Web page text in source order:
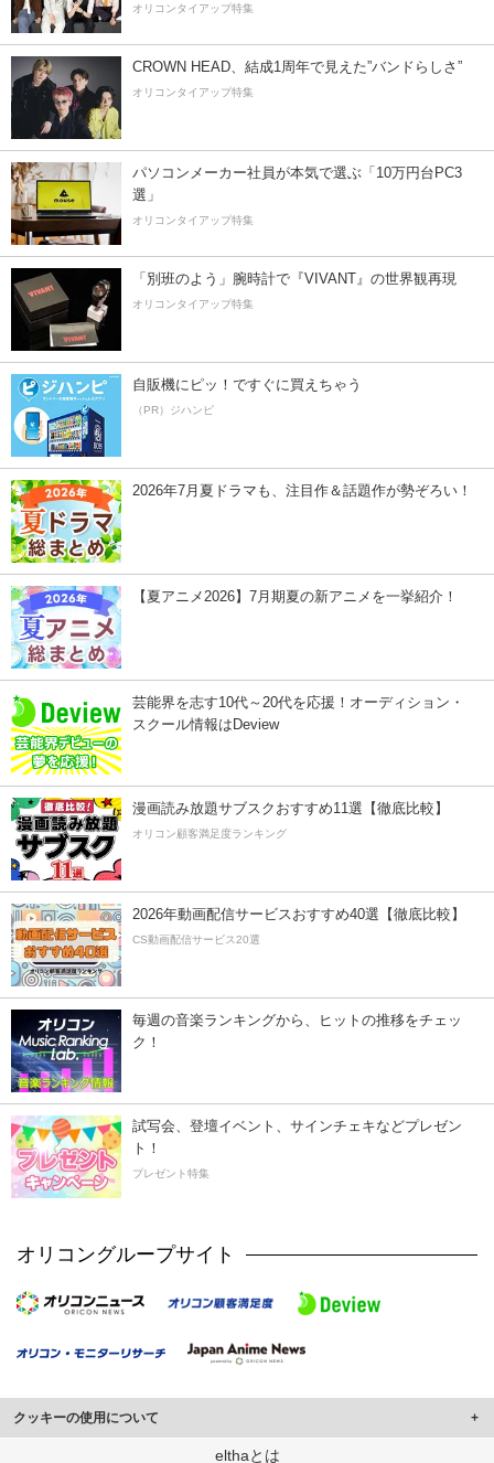
オリコンタイアップ特集
CROWN HEAD、結成1周年で見えた”バンドらしさ”
オリコンタイアップ特集
パソコンメーカー社員が本気で選ぶ「10万円台PC3
選」
オリコンタイアップ特集
「別班のよう」腕時計で『VIVANT』の世界観再現
オリコンタイアップ特集
自販機にピッ！ですぐに買えちゃう
（PR）ジハンピ
2026年7月夏ドラマも、注目作＆話題作が勢ぞろい！
【夏アニメ2026】7月期夏の新アニメを一挙紹介！
芸能界を志す10代～20代を応援！オーディション・
スクール情報はDeview
漫画読み放題サブスクおすすめ11選【徹底比較】
オリコン顧客満足度ランキング
2026年動画配信サービスおすすめ40選【徹底比較】
CS動画配信サービス20選
毎週の音楽ランキングから、ヒットの推移をチェッ
ク！
試写会、登壇イベント、サインチェキなどプレゼン
ト！
プレゼント特集
オリコングループサイト
クッキーの使用について
このサイトでは Cookie を使用して、ユーザーに合わせたコンテンツや広告の
elthaとは